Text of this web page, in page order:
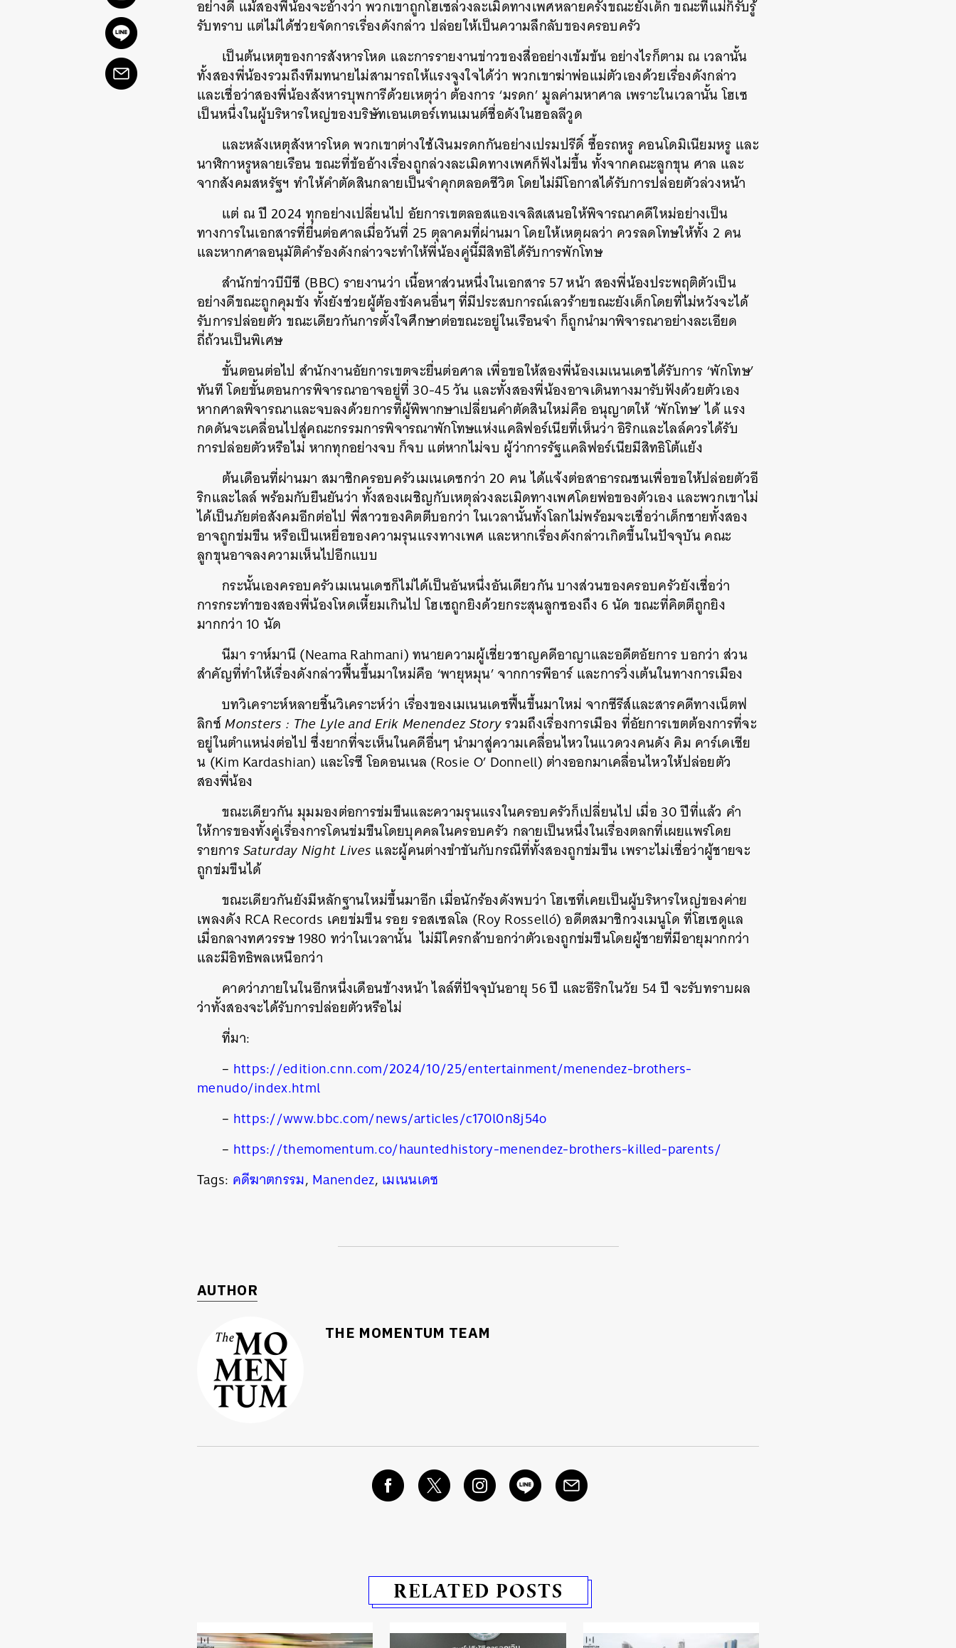
อย่างดี แม้สองพี่น้องจะอ้างว่า พวกเขาถูกโฮเซล่วงละเมิดทางเพศหลายครั้งขณะยังเด็ก ขณะที่แม่ก็รับรู้
รับทราบ แต่ไม่ได้ช่วยจัดการเรื่องดังกล่าว ปล่อยให้เป็นความลึกลับของครอบครัว
เป็นต้นเหตุของการสังหารโหด และการรายงานข่าวของสื่ออย่างเข้มข้น อย่างไรก็ตาม ณ เวลานั้น
ทั้งสองพี่น้องรวมถึงทีมทนายไม่สามารถให้แรงจูงใจได้ว่า พวกเขาฆ่าพ่อแม่ตัวเองด้วยเรื่องดังกล่าว
และเชื่อว่าสองพี่น้องสังหารบุพการีด้วยเหตุว่า ต้องการ ‘มรดก’ มูลค่ามหาศาล เพราะในเวลานั้น โฮเซ
เป็นหนึ่งในผู้บริหารใหญ่ของบริษัทเอนเตอร์เทนเมนต์ชื่อดังในฮอลลีวูด
และหลังเหตุสังหารโหด พวกเขาต่างใช้เงินมรดกกันอย่างเปรมปรีดิ์ ซื้อรถหรู คอนโดมิเนียมหรู และ
นาฬิกาหรูหลายเรือน ขณะที่ข้ออ้างเรื่องถูกล่วงละเมิดทางเพศก็ฟังไม่ขึ้น ทั้งจากคณะลูกขุน ศาล และ
จากสังคมสหรัฐฯ ทำให้คำตัดสินกลายเป็นจำคุกตลอดชีวิต โดยไม่มีโอกาสได้รับการปล่อยตัวล่วงหน้า
แต่ ณ ปี 2024 ทุกอย่างเปลี่ยนไป อัยการเขตลอสแองเจลิสเสนอให้พิจารณาคดีใหม่อย่างเป็น
ทางการในเอกสารที่ยื่นต่อศาลเมื่อวันที่ 25 ตุลาคมที่ผ่านมา โดยให้เหตุผลว่า ควรลดโทษให้ทั้ง 2 คน
และหากศาลอนุมัติคำร้องดังกล่าวจะทำให้พี่น้องคู่นี้มีสิทธิได้รับการพักโทษ
สำนักข่าวบีบีซี (BBC) รายงานว่า เนื้อหาส่วนหนึ่งในเอกสาร 57 หน้า สองพี่น้องประพฤติตัวเป็น
อย่างดีขณะถูกคุมขัง ทั้งยังช่วยผู้ต้องขังคนอื่นๆ ที่มีประสบการณ์เลวร้ายขณะยังเด็กโดยที่ไม่หวังจะได้
รับการปล่อยตัว ขณะเดียวกันการตั้งใจศึกษาต่อขณะอยู่ในเรือนจำ ก็ถูกนำมาพิจารณาอย่างละเอียด
ถี่ถ้วนเป็นพิเศษ
ขั้นตอนต่อไป สำนักงานอัยการเขตจะยื่นต่อศาล เพื่อขอให้สองพี่น้องเมเนนเดซได้รับการ ‘พักโทษ’
ทันที โดยขั้นตอนการพิจารณาอาจอยู่ที่ 30-45 วัน และทั้งสองพี่น้องอาจเดินทางมารับฟังด้วยตัวเอง
หากศาลพิจารณาและจบลงด้วยการที่ผู้พิพากษาเปลี่ยนคำตัดสินใหม่คือ อนุญาตให้ ‘พักโทษ’ ได้ แรง
กดดันจะเคลื่อนไปสู่คณะกรรมการพิจารณาพักโทษแห่งแคลิฟอร์เนียที่เห็นว่า อิริกและไลล์ควรได้รับ
การปล่อยตัวหรือไม่ หากทุกอย่างจบ ก็จบ แต่หากไม่จบ ผู้ว่าการรัฐแคลิฟอร์เนียมีสิทธิโต้แย้ง
ต้นเดือนที่ผ่านมา สมาชิกครอบครัวเมเนเดซกว่า 20 คน ได้แจ้งต่อสาธารณชนเพื่อขอให้ปล่อยตัวอี
ริกและไลล์ พร้อมกับยืนยันว่า ทั้งสองเผชิญกับเหตุล่วงละเมิดทางเพศโดยพ่อของตัวเอง และพวกเขาไม่
ได้เป็นภัยต่อสังคมอีกต่อไป พี่สาวของคิตตีบอกว่า ในเวลานั้นทั้งโลกไม่พร้อมจะเชื่อว่าเด็กชายทั้งสอง
อาจถูกข่มขืน หรือเป็นเหยื่อของความรุนแรงทางเพศ และหากเรื่องดังกล่าวเกิดขึ้นในปัจจุบัน คณะ
ลูกขุนอาจลงความเห็นไปอีกแบบ
กระนั้นเองครอบครัวเมเนนเดซก็ไม่ได้เป็นอันหนึ่งอันเดียวกัน บางส่วนของครอบครัวยังเชื่อว่า
การกระทำของสองพี่น้องโหดเหี้ยมเกินไป โฮเซถูกยิงด้วยกระสุนลูกซองถึง 6 นัด ขณะที่คิตตีถูกยิง
มากกว่า 10 นัด
นีมา ราห์มานี (Neama Rahmani) ทนายความผู้เชี่ยวชาญคดีอาญาและอดีตอัยการ บอกว่า ส่วน
สำคัญที่ทำให้เรื่องดังกล่าวฟื้นขึ้นมาใหม่คือ ‘พายุหมุน’ จากการพีอาร์ และการวิ่งเต้นในทางการเมือง
บทวิเคราะห์หลายชิ้นวิเคราะห์ว่า เรื่องของเมเนนเดซฟื้นขึ้นมาใหม่ จากซีรีส์และสารคดีทางเน็ตฟ
ลิกซ์Monsters : The Lyle and Erik Menendez Storyรวมถึงเรื่องการเมือง ที่อัยการเขตต้องการที่จะ
อยู่ในตำแหน่งต่อไป ซึ่งยากที่จะเห็นในคดีอื่นๆ นำมาสู่ความเคลื่อนไหวในแวดวงคนดัง คิม คาร์เดเชีย
น (Kim Kardashian) และโรซี โอดอนเนล (Rosie O’ Donnell) ต่างออกมาเคลื่อนไหวให้ปล่อยตัว
สองพี่น้อง
ขณะเดียวกัน มุมมองต่อการข่มขืนและความรุนแรงในครอบครัวก็เปลี่ยนไป เมื่อ 30 ปีที่แล้ว คำ
ให้การของทั้งคู่เรื่องการโดนข่มขืนโดยบุคคลในครอบครัว กลายเป็นหนึ่งในเรื่องตลกที่เผยแพร่โดย
รายการSaturday Night Lives และผู้คนต่างขำขันกับกรณีที่ทั้งสองถูกข่มขืน เพราะไม่เชื่อว่าผู้ชายจะ
ถูกข่มขืนได้
ขณะเดียวกันยังมีหลักฐานใหม่ขึ้นมาอีก เมื่อนักร้องดังพบว่า โฮเซที่เคยเป็นผู้บริหารใหญ่ของค่าย
เพลงดัง RCA Records เคยข่มขืน รอย รอสเซลโล (Roy Rosselló) อดีตสมาชิกวงเมนูโด ที่โฮเซดูแล
เมื่อกลางทศวรรษ 1980 ทว่าในเวลานั้น ไม่มีใครกล้าบอกว่าตัวเองถูกข่มขืนโดยผู้ชายที่มีอายุมากกว่า
และมีอิทธิพลเหนือกว่า
คาดว่าภายในในอีกหนึ่งเดือนข้างหน้า ไลล์ที่ปัจจุบันอายุ 56 ปี และอีริกในวัย 54 ปี จะรับทราบผล
ว่าทั้งสองจะได้รับการปล่อยตัวหรือไม่
ที่มา:
– https://edition.cnn.com/2024/10/25/entertainment/menendez-brothers-
menudo/index.html
– https://www.bbc.com/news/articles/c170l0n8j54o
– https://themomentum.co/hauntedhistory-menendez-brothers-killed-parents/
Tags: คดีฆาตกรรม, Manendez, เมเนนเดซ
AUTHOR
THE MOMENTUM TEAM
RELATED POSTS
SHARE TWEET LINE EMAIL